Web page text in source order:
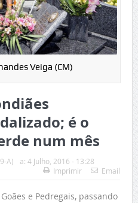
Veiga (CM)
é o
num mês
A) a: 4 Julho, 2016 - 13:28
Imprimir
Email
e Pedregais, passando